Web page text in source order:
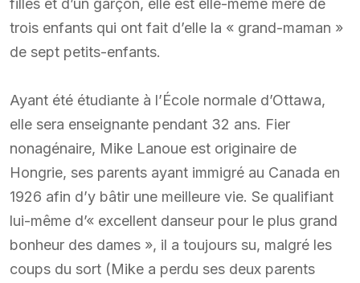
trois enfants qui ont fait d’elle la « grand-maman »
de sept petits-enfants.
Ayant été étudiante à l’École normale d’Ottawa,
elle sera enseignante pendant 32 ans. Fier
nonagénaire, Mike Lanoue est originaire de
Hongrie, ses parents ayant immigré au Canada en
1926 afin d’y bâtir une meilleure vie. Se qualifiant
lui-même d’« excellent danseur pour le plus grand
bonheur des dames », il a toujours su, malgré les
coups du sort (Mike a perdu ses deux parents